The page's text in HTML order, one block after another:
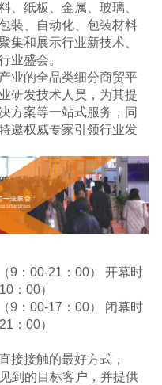
、纸板、金属、玻璃、
装、自动化、包装材料
集和展示行业新技术、
业盛会。
业的全品类细分商贸平
研发技术人员，为其提
方案等一站式服务，同
邀权威专家引领行业发
9：00-21：00） 开幕时
：00）
9：00-17：00） 闭幕时
：00）
接接触的最好方式，
到的目标客户，并提供